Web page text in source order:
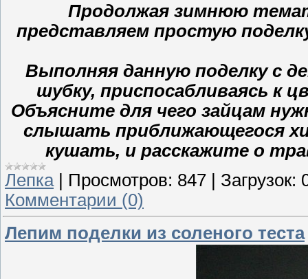
Продолжая зимнюю
представляем простую
Выполняя данную поделку с
шубку, приспосабливаясь к
Объясните для чего зайцам
слышать приближающегося
кушать, и расскажите о
Лепка| Просмотров: 847 Загрузок:
Комментарии (0)
Лепим поделки из соленого теста